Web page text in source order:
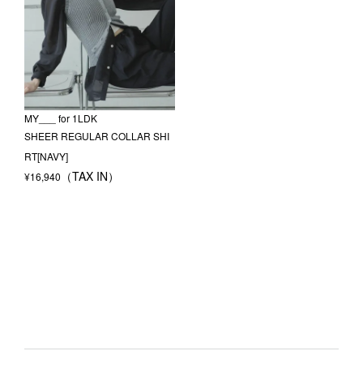
MY___ for 1LDK
SHEER REGULAR COLLAR SHI
RT[NAVY]
¥16,940